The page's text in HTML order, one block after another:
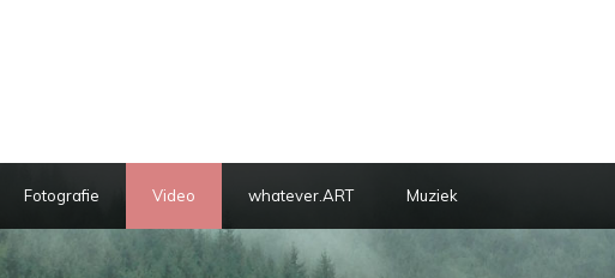
Fotografie Video whatever.ART Muziek